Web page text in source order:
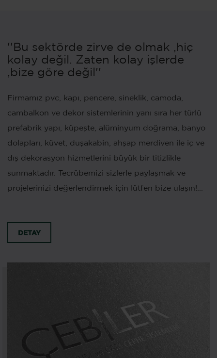
''Bu sektörde zirve de olmak ,hiç
kolay değil. Zaten kolay işlerde
,bize göre değil''
Firmamız pvc, kapı, pencere, sineklik, camoda,
cambalkon ve dekor sistemlerinin yanı sıra her türlü
prefabrik yapı, küpeşte, alüminyum doğrama, banyo
dolapları, küvet, duşakabin, ahşap merdiven ile iç ve
dış dekorasyon hizmetlerini büyük bir titizlikle
sunmaktadır. Tecrübemizi sizlerle paylaşmak ve
projelerinizi değerlendirmek için lütfen bize ulaşın!...
DETAY